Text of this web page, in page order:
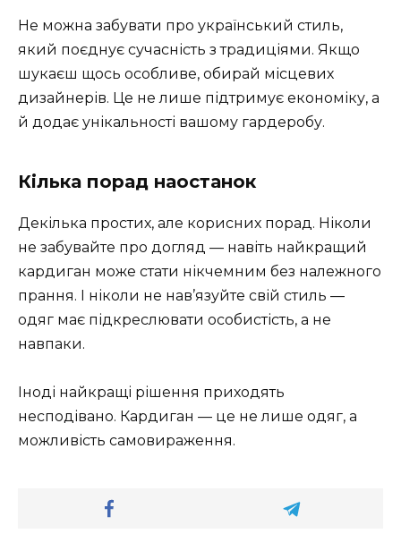
Не можна забувати про український стиль,
який поєднує сучасність з традиціями. Якщо
шукаєш щось особливе, обирай місцевих
дизайнерів. Це не лише підтримує економіку, а
й додає унікальності вашому гардеробу.
Кілька порад наостанок
Декілька простих, але корисних порад. Ніколи
не забувайте про догляд — навіть найкращий
кардиган може стати нікчемним без належного
прання. І ніколи не нав’язуйте свій стиль —
одяг має підкреслювати особистість, а не
навпаки.
Іноді найкращі рішення приходять
несподівано. Кардиган — це не лише одяг, а
можливість самовираження.